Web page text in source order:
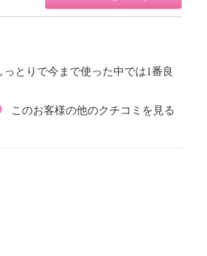
とりで今まで使った中では1番良
このお客様の他のクチコミを見る